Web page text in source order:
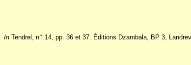
In Tendrel, n† 14, pp. 36 et 37. Éditions Dzambala, BP 3,